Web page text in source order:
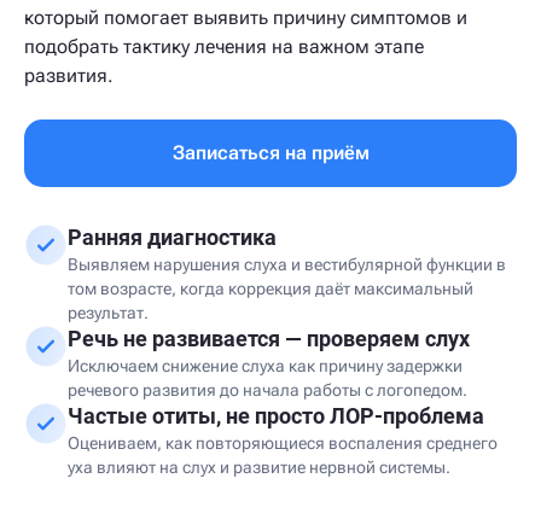
который помогает выявить причину симптомов и
подобрать тактику лечения на важном этапе
развития.
Записаться на приём
Ранняя диагностика
Выявляем нарушения слуха и вестибулярной функции в
том возрасте, когда коррекция даёт максимальный
результат.
Речь не развивается — проверяем слух
Исключаем снижение слуха как причину задержки
речевого развития до начала работы с логопедом.
Частые отиты, не просто ЛОР-проблема
Оцениваем, как повторяющиеся воспаления среднего
уха влияют на слух и развитие нервной системы.